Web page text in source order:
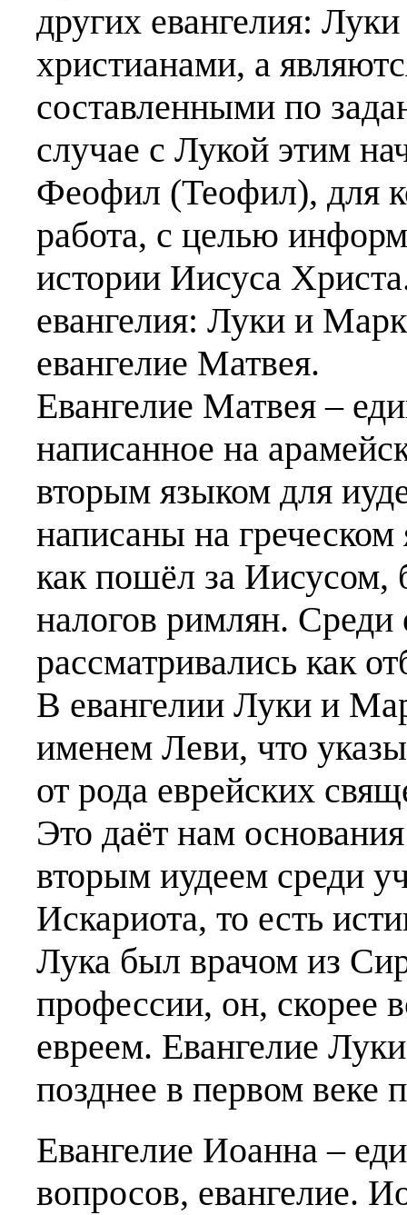
других евангелия:
христианами, а
составленными по
случае с Лукой этим
Феофил (Теофил), для
работа, с целью
истории Иисуса
евангелия: Луки и
евангелие Матвея.
Евангелие Матвея –
написанное на
вторым языком для
написаны на
как пошёл за Иисусом,
налогов римлян. Среди
рассматривались как
В евангелии Луки и
именем Леви, что
от рода еврейских
Это даёт нам
вторым иудеем среди
Искариота, то есть
Лука был врачом из
профессии, он, скорее
евреем. Евангелие
позднее в первом веке
Евангелие Иоанна –
вопросов, евангелие.